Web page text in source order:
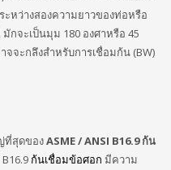
หว่างสองความยาวของท่อหรือ
กจะเป็นมุม 180 องศาหรือ 45
จจะกลึงสำหรับการเชื่อมก้น (BW)
ที่สุดของASME / ANSI B16.9 ก้น
ก้นเชื่อมข้อศอก มีความ